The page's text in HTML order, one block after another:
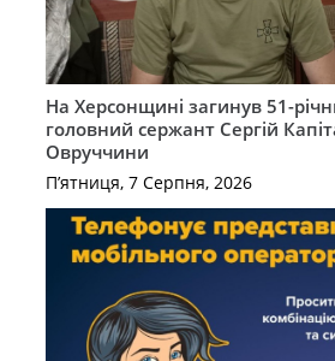
На Херсонщині загинув 51-
головний сержант Сергій
Овруччини
П’ятниця, 7 Серпня, 2026